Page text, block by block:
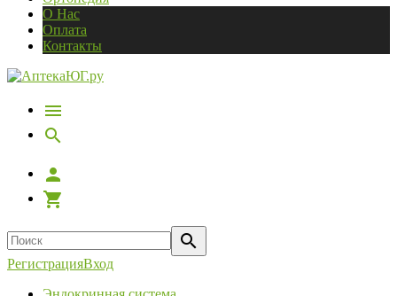
О Нас
Оплата
Контакты
РегистрацияВход